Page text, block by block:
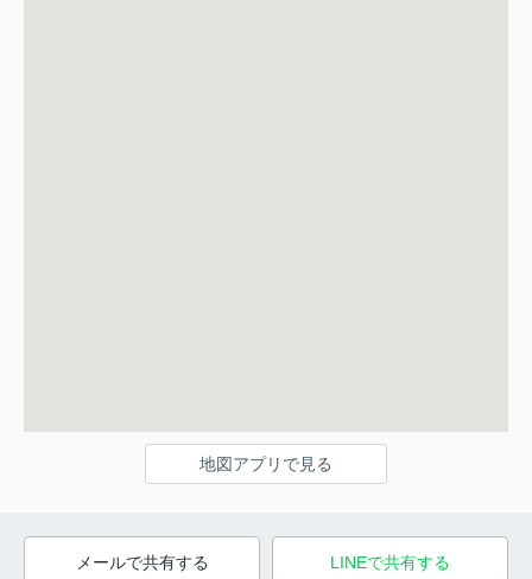
地図アプリで見る
メールで共有する LINEで共有する